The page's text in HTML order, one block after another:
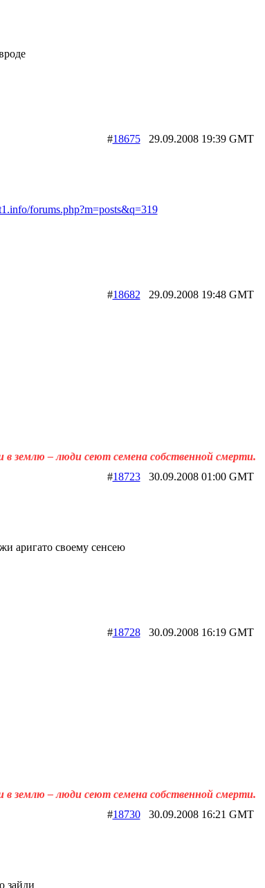
#1867529.09.2008 19:39 GMT
forums.php?m=posts&q=319
#18682 29.09.2008 19:48 GMT
в землю – люди сеют семена собственной смерти.
#1872330.09.2008 01:00 GMT
аригато своему сенсею
#1872830.09.2008 16:19 GMT
в землю – люди сеют семена собственной смерти.
#1873030.09.2008 16:21 GMT
зайди